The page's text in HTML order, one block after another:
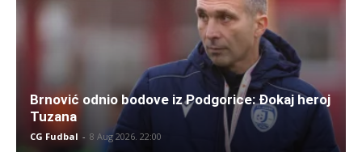
Brnović odnio bodove iz Podgorice: Đokaj heroj
Tuzana
CG Fudbal - 8 Aug 2026. 22:00